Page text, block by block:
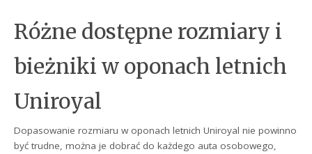
Różne dostępne rozmiary i
bieżniki w oponach letnich
Uniroyal
Dopasowanie rozmiaru w oponach letnich Uniroyal nie powinno
być trudne, można je dobrać do każdego auta osobowego,